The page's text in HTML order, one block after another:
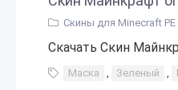
Скины для Minecraft PE
Скачать Скин
Маска , Зеленый ,